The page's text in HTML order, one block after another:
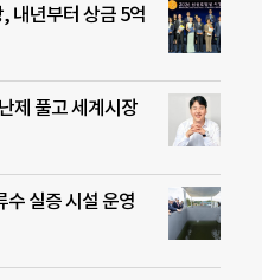
내년부터 상금 5억
제 풀고 세계시장
실증 시설 운영